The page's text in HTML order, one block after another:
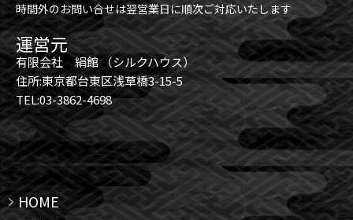
時間外のお問い合せは翌営業日に順次ご対応いたします
運営元
有限会社 絹館 （シルクハウス）
住所:東京都台東区浅草橋3-15-5
TEL:03-3862-4698
HOME